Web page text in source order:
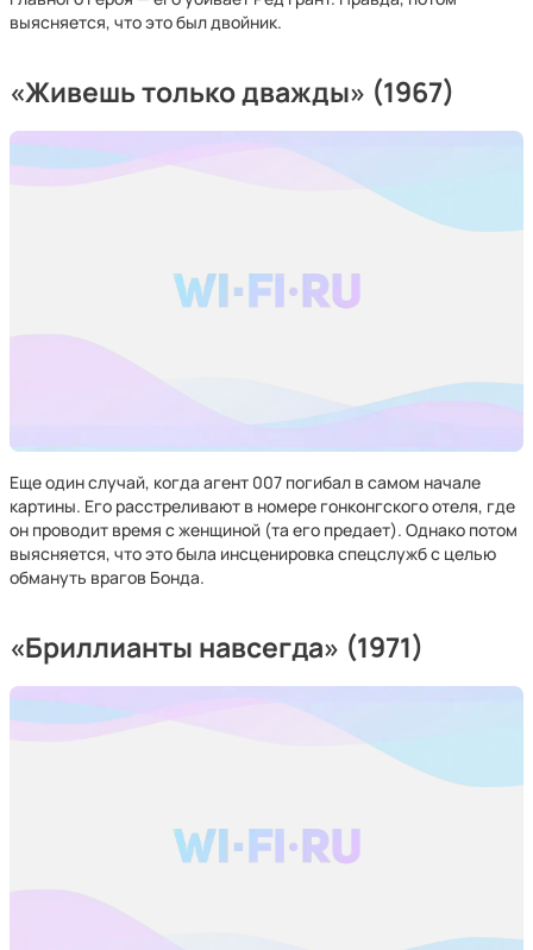
выясняется, что это был двойник.
«Живешь только дважды» (1967)
Еще один случай, когда агент 007 погибал в самом начале
картины. Его расстреливают в номере гонконгского отеля, где
он проводит время с женщиной (та его предает). Однако потом
выясняется, что это была инсценировка спецслужб с целью
обмануть врагов Бонда.
«Бриллианты навсегда» (1971)